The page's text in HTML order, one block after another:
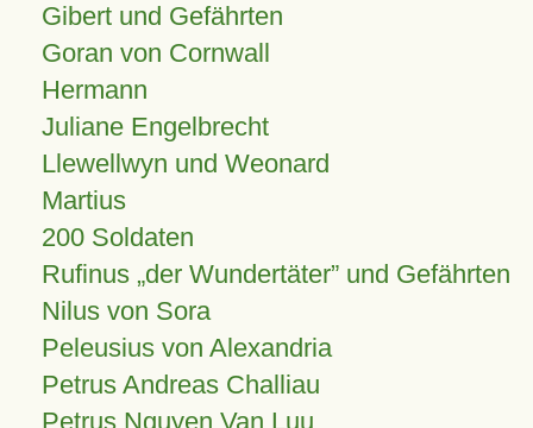
Gibert und Gefährten
Goran von Cornwall
Hermann
Juliane Engelbrecht
Llewellwyn und Weonard
Martius
200 Soldaten
Rufinus „der Wundertäter” und Gefährten
Nilus von Sora
Peleusius von Alexandria
Petrus Andreas Challiau
Petrus Nguyen Van Luu